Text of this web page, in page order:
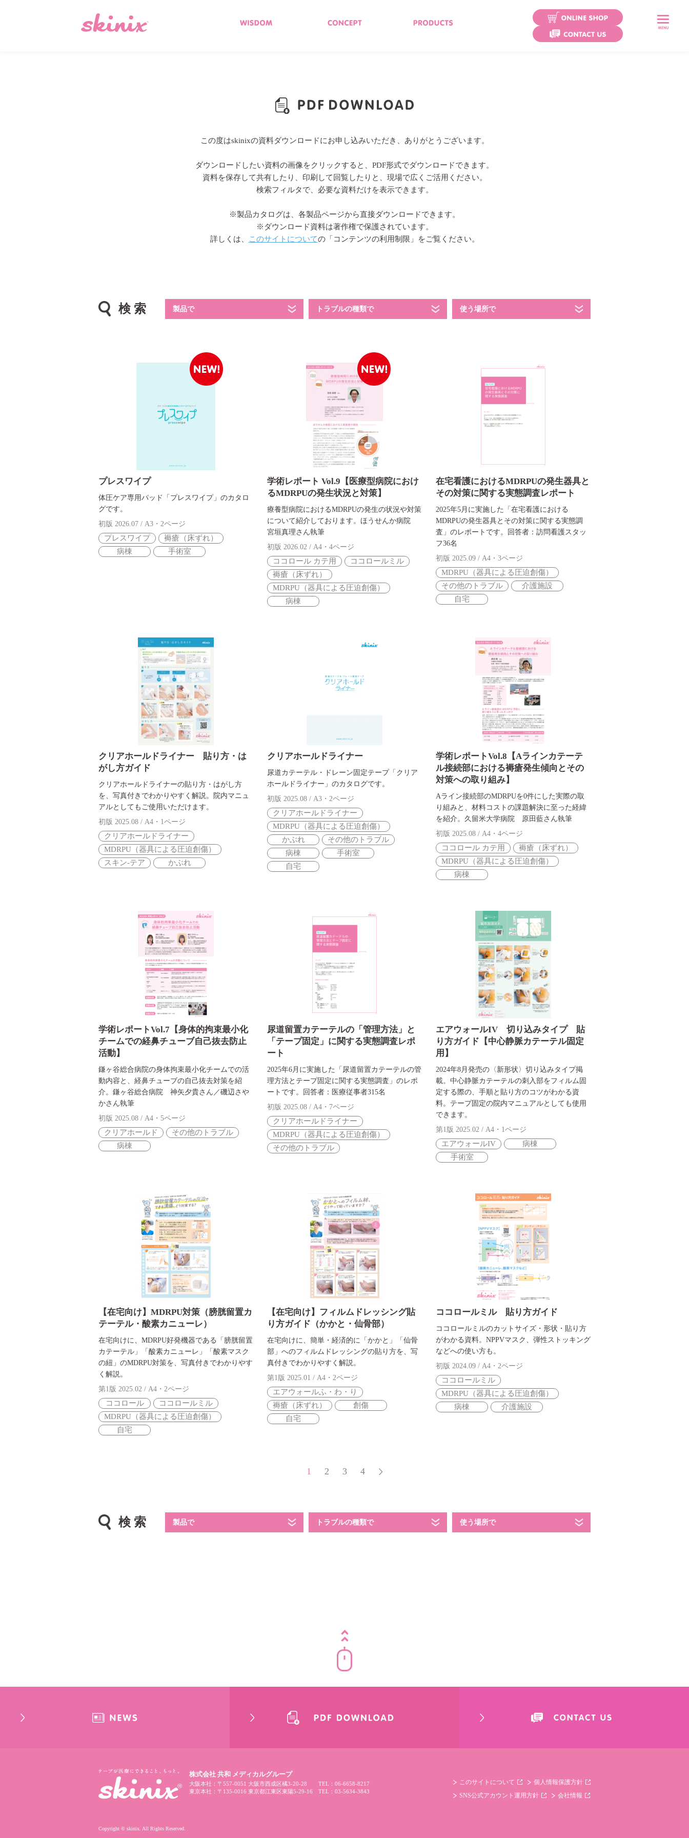
skinixの製品が
できるまで
このサイトについて
この度はskinixの資料ダウンロードにお申し込みいただき、ありがとうございます。
ダウンロードしたい資料の画像をクリックすると、PDF形式でダウンロードできます。
資料を保存して共有したり、印刷して回覧したりと、現場で広くご活用ください。
検索フィルタで、必要な資料だけを表示できます。
※製品カタログは、各製品ページから直接ダウンロードできます。
※ダウンロード資料は著作権で保護されています。
詳しくは、
このサイトについての「コンテンツの利用制限」をご覧ください。
検 索 製品で トラブルの種類で 使う場所で
プレスワイプ
体圧ケア専用パッド「プレスワイプ」のカタロ
グです。
初版 2026.07 / A3・2ページ
プレスワイプ
褥瘡（床ずれ）
病棟
手術室
学術レポート Vol.9【医療型病院におけ
るMDRPUの発生状況と対策】
療養型病院におけるMDRPUの発生の状況や対策
について紹介しております。ほうせんか病院
宮垣真理さん執筆
初版 2026.02 / A4・4ページ
ココロール カテ用
ココロールミル
褥瘡（床ずれ）
MDRPU（器具による圧迫創傷）
病棟
在宅看護におけるMDRPUの発生器具と
その対策に関する実態調査レポート
2025年5月に実施した「在宅看護における
MDRPUの発生器具とその対策に関する実態調
査」のレポートです。回答者：訪問看護スタッ
フ36名
初版 2025.09 / A4・3ページ
MDRPU（器具による圧迫創傷）
その他のトラブル
介護施設
自宅
クリアホールドライナー 貼り方・は
がし方ガイド
クリアホールドライナーの貼り方・はがし方
を、写真付きでわかりやすく解説。院内マニュ
アルとしてもご使用いただけます。
初版 2025.08 / A4・1ページ
クリアホールドライナー
MDRPU（器具による圧迫創傷）
スキン-テア
かぶれ
クリアホールドライナー
尿道カテーテル・ドレーン固定テープ「クリア
ホールドライナー」のカタログです。
初版 2025.08 / A3・2ページ
クリアホールドライナー
MDRPU（器具による圧迫創傷）
かぶれ
その他のトラブル
病棟
手術室
自宅
学術レポートVol.8【Aラインカテーテ
ル接続部における褥瘡発生傾向とその
対策への取り組み】
Aライン接続部のMDRPUを0件にした実際の取
り組みと、材料コストの課題解決に至った経緯
を紹介。久留米大学病院 原田藍さん執筆
初版 2025.08 / A4・4ページ
ココロール カテ用
褥瘡（床ずれ）
MDRPU（器具による圧迫創傷）
病棟
学術レポートVol.7【身体的拘束最小化
チームでの経鼻チューブ自己抜去防止
活動】
鎌ヶ谷総合病院の身体拘束最小化チームでの活
動内容と、経鼻チューブの自己抜去対策を紹
介。鎌ヶ谷総合病院 神矢夕貴さん／磯辺さや
かさん執筆
初版 2025.08 / A4・5ページ
クリアホールド
その他のトラブル
病棟
尿道留置カテーテルの「管理方法」と
「テープ固定」に関する実態調査レポ
ート
2025年6月に実施した「尿道留置カテーテルの管
理方法とテープ固定に関する実態調査」のレポ
ートです。回答者：医療従事者315名
初版 2025.08 / A4・7ページ
クリアホールドライナー
MDRPU（器具による圧迫創傷）
その他のトラブル
エアウォールIV 切り込みタイプ 貼
り方ガイド【中心静脈カテーテル固定
用】
2024年8月発売の〈新形状〉切り込みタイプ掲
載。中心静脈カテーテルの刺入部をフィルム固
定する際の、手順と貼り方のコツがわかる資
料。テープ固定の院内マニュアルとしても使用
できます。
第1版 2025.02 / A4・1ページ
エアウォールIV
病棟
手術室
【在宅向け】MDRPU対策（膀胱留置カ
テーテル・酸素カニューレ）
在宅向けに、MDRPU好発機器である「膀胱留置
カテーテル」「酸素カニューレ」「酸素マスク
の紐」のMDRPU対策を、写真付きでわかりやす
く解説。
第1版 2025.02 / A4・2ページ
ココロール
ココロールミル
MDRPU（器具による圧迫創傷）
自宅
【在宅向け】フィルムドレッシング貼
り方ガイド（かかと・仙骨部）
在宅向けに、簡単・経済的に「かかと」「仙骨
部」へのフィルムドレッシングの貼り方を、写
真付きでわかりやすく解説。
第1版 2025.01 / A4・2ページ
エアウォールふ・わ・り
褥瘡（床ずれ）
創傷
自宅
ココロールミル 貼り方ガイド
ココロールミルのカットサイズ・形状・貼り方
がわかる資料。NPPVマスク、弾性ストッキング
などへの使い方も。
初版 2024.09 / A4・2ページ
ココロールミル
MDRPU（器具による圧迫創傷）
病棟
介護施設
1 2 3 4
検 索 製品で トラブルの種類で 使う場所で
株式会社 共和 メディカルグループ
大阪本社：〒557-0051 大阪市西成区橘3-20-28 TEL： 06-6658-8217
東京本社：〒135-0016 東京都江東区東陽5-29-16 TEL： 03-5634-3843
このサイトについて
個人情報保護方針
SNS公式アカウント運用方針
会社情報
Copyright © skinix. All Rights Reserved.